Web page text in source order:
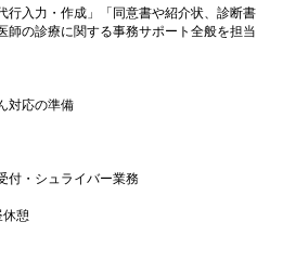
行入力・作成」「同意書や紹介状、診断書
師の診療に関する事務サポート全般を担当
応の準備
・シュライバー業務
憩